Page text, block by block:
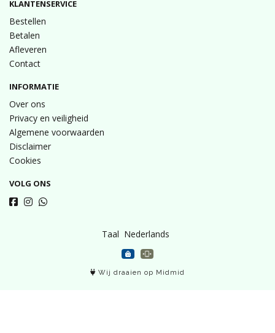
KLANTENSERVICE
Bestellen
Betalen
Afleveren
Contact
INFORMATIE
Over ons
Privacy en veiligheid
Algemene voorwaarden
Disclaimer
Cookies
VOLG ONS
Taal
Wij draaien op Midmid